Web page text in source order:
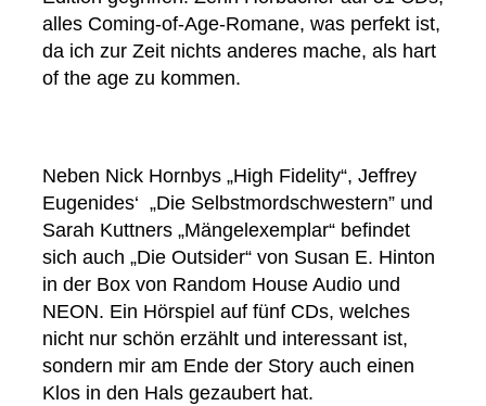
alles Coming-of-Age-Romane, was perfekt ist,
da ich zur Zeit nichts anderes mache, als hart
of the age zu kommen.
Neben Nick Hornbys „High Fidelity“, Jeffrey
Eugenides‘ „Die Selbstmordschwestern” und
Sarah Kuttners „Mängelexemplar“ befindet
sich auch „Die Outsider“ von Susan E. Hinton
in der Box von Random House Audio und
NEON. Ein Hörspiel auf fünf CDs, welches
nicht nur schön erzählt und interessant ist,
sondern mir am Ende der Story auch einen
Klos in den Hals gezaubert hat.